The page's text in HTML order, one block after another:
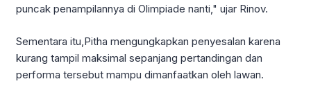
puncak penampilannya di Olimpiade nanti," ujar Rinov.
Sementara itu,Pitha mengungkapkan penyesalan karena
kurang tampil maksimal sepanjang pertandingan dan
performa tersebut mampu dimanfaatkan oleh lawan.